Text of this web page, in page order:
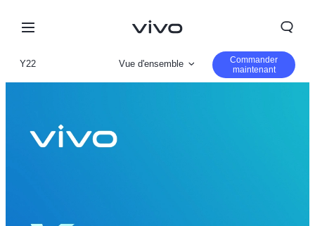
Y22 Vue d'ensemble
Commander
maintenant